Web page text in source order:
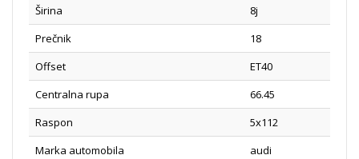
Širina
8j
Prečnik
18
Offset
ET40
Centralna rupa
66.45
Raspon
5x112
Marka automobila
audi